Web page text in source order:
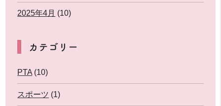
2025年4月 (10)
カテゴリー
PTA (10)
スポーツ (1)